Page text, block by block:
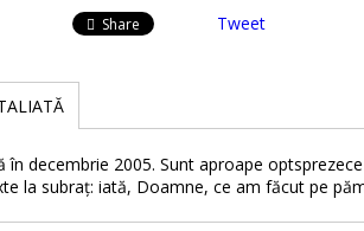
Share Tweet
în decembrie 2005. Sunt aproape
la subraț: iată, Doamne, ce am făcut pe